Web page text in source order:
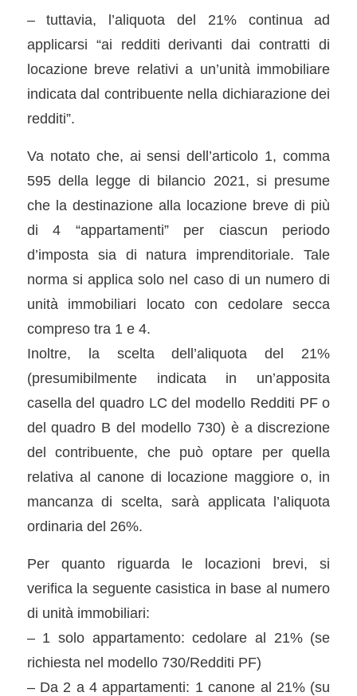
– tuttavia, l’aliquota del 21% continua ad
applicarsi “ai redditi derivanti dai contratti di
locazione breve relativi a un’unità immobiliare
indicata dal contribuente nella dichiarazione dei
redditi”.
Va notato che, ai sensi dell’articolo 1, comma
595 della legge di bilancio 2021, si presume
che la destinazione alla locazione breve di più
di 4 “appartamenti” per ciascun periodo
d’imposta sia di natura imprenditoriale. Tale
norma si applica solo nel caso di un numero di
unità immobiliari locato con cedolare secca
compreso tra 1 e 4.
Inoltre, la scelta dell’aliquota del 21%
(presumibilmente indicata in un’apposita
casella del quadro LC del modello Redditi PF o
del quadro B del modello 730) è a discrezione
del contribuente, che può optare per quella
relativa al canone di locazione maggiore o, in
mancanza di scelta, sarà applicata l’aliquota
ordinaria del 26%.
Per quanto riguarda le locazioni brevi, si
verifica la seguente casistica in base al numero
di unità immobiliari:
– 1 solo appartamento: cedolare al 21% (se
richiesta nel modello 730/Redditi PF)
– Da 2 a 4 appartamenti: 1 canone al 21% (su